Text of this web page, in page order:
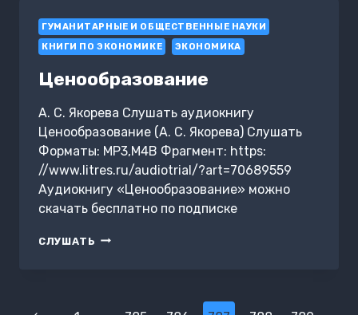
ГУМАНИТАРНЫЕ И ОБЩЕСТВЕННЫЕ НАУКИ
КНИГИ ПО ЭКОНОМИКЕ
ЭКОНОМИКА
Ценообразование
А. С. Якорева Слушать аудиокнигу
Ценообразование (А. С. Якорева) Слушать
Форматы: MP3,M4B Фрагмент: https:
//www.litres.ru/audiotrial/?art=70689559
Аудиокнигу «Ценообразование» можно
скачать бесплатно по подписке
СЛУШАТЬ ЦЕНООБРАЗОВАНИЕ